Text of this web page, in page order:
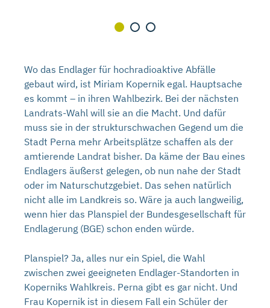
Wo das Endlager für hochradioaktive Abfälle
gebaut wird, ist Miriam Kopernik egal. Hauptsache
es kommt – in ihren Wahlbezirk. Bei der nächsten
Landrats-Wahl will sie an die Macht. Und dafür
muss sie in der strukturschwachen Gegend um die
Stadt Perna mehr Arbeitsplätze schaffen als der
amtierende Landrat bisher. Da käme der Bau eines
Endlagers äußerst gelegen, ob nun nahe der Stadt
oder im Naturschutzgebiet. Das sehen natürlich
nicht alle im Landkreis so. Wäre ja auch langweilig,
wenn hier das Planspiel der Bundesgesellschaft für
Endlagerung (BGE) schon enden würde.
Planspiel? Ja, alles nur ein Spiel, die Wahl
zwischen zwei geeigneten Endlager-Standorten in
Koperniks Wahlkreis. Perna gibt es gar nicht. Und
Frau Kopernik ist in diesem Fall ein Schüler der